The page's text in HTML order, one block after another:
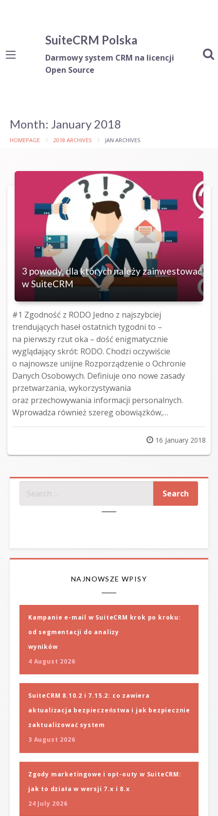
SuiteCRM Polska
Darmowy system CRM na licencji
Open Source
Month: January 2018
HOMEPAGE 2018 ARCHIVES JAN ARCHIVES
3 powody, dla których należy zainwestować
w SuiteCRM
#1 Zgodność z RODO Jedno z najszybciej
trendujących haseł ostatnich tygodni to –
na pierwszy rzut oka – dość enigmatycznie
wyglądający skrót: RODO. Chodzi oczywiście
o najnowsze unijne Rozporządzenie o Ochronie
Danych Osobowych. Definiuje ono nowe zasady
przetwarzania, wykorzystywania
oraz przechowywania informacji personalnych.
Wprowadza również szereg obowiązków,…
Posted
on
16 January 2018
NAJNOWSZE WPISY
Kampanie e-mail w SuiteCRM krok po kroku:
od segmentacji do analizy
wyników
4 August 2026
SuiteCRM 8.10.2 i 7.15.2: co zawiera
aktualizacja bezpieczeństwa i jak bezpiecznie
zaktualizować system
3 August 2026
Zgody marketingowe i opt-outy w SuiteCRM:
jak to działa w wersji 7.x i 8.x
24 July 2026